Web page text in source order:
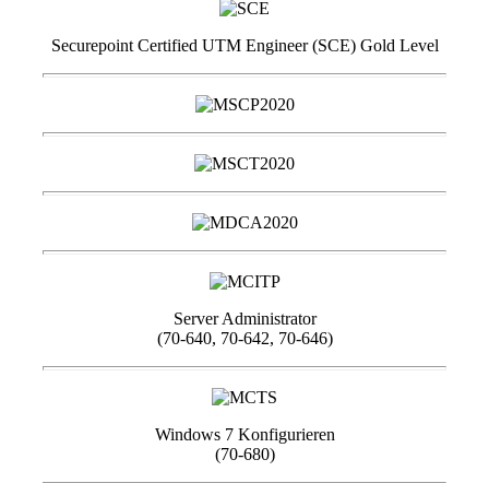
Securepoint Certified UTM Engineer (SCE) Gold Level
Server Administrator
(70-640, 70-642, 70-646)
Windows 7 Konfigurieren
(70-680)